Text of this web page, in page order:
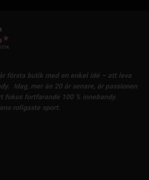
första butik med en enkel idé – att leva
Idag, mer än 20 år senare, är passionen
fokus fortfarande 100 % innebandy.
roligaste sport.